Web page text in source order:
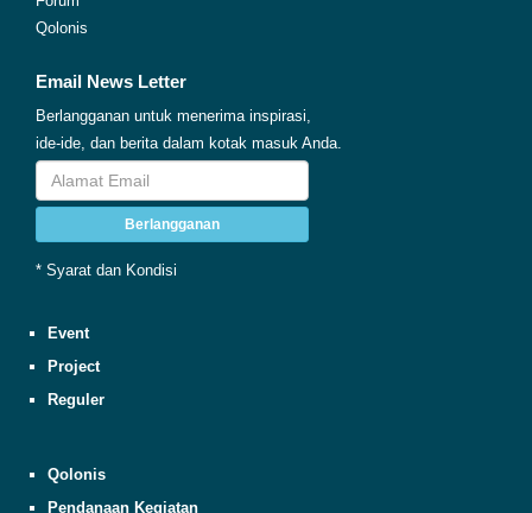
Qolonis
Email News Letter
Berlangganan untuk menerima inspirasi,
ide-ide, dan berita dalam kotak masuk Anda.
Berlangganan
* Syarat dan Kondisi
Event
Project
Reguler
Qolonis
Pendanaan Kegiatan